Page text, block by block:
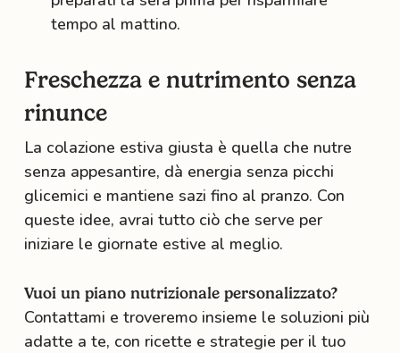
tempo al mattino.
Freschezza e nutrimento senza
rinunce
La colazione estiva giusta è quella che nutre
senza appesantire, dà energia senza picchi
glicemici e mantiene sazi fino al pranzo. Con
queste idee, avrai tutto ciò che serve per
iniziare le giornate estive al meglio.
Vuoi un piano nutrizionale personalizzato?
Contattami e troveremo insieme le soluzioni più
adatte a te, con ricette e strategie per il tuo